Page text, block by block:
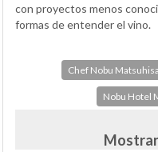
con proyectos menos
formas de entender el vino.
Chef Nobu Matsuhisa
Nobu Hotel